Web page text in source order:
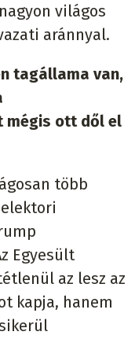
világos
aránnyal.
tagállama van,
mégis ott dől el
több
Egyesült
az lesz az
kapja, hanem